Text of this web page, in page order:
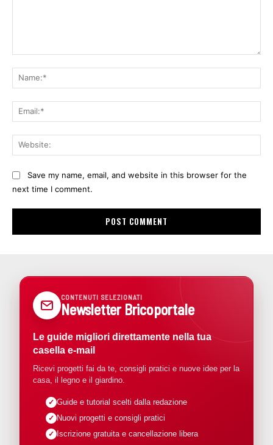
Save my name, email, and website in this browser for the
next time I comment.
CONTENUTI SELEZIONATI
Newsletter Bricoportale
Le guide migliori direttamente nella tua
casella e-mail
Ricevi progetti fai da te, consigli pratici e nuove idee per la
casa, il legno e il giardino.
Guide e tutorial scelti dalla redazione
Nuovi progetti e consigli pratici
Iscrizione gratuita e cancellazione libera